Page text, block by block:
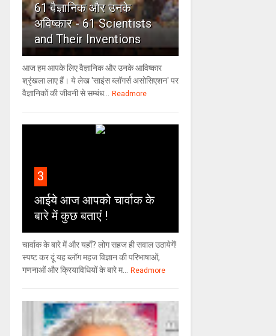
61 वैज्ञानिक और उनके
अविष्कार - 61 Scientists
and Their Inventions
आज हम आपके लिए वैज्ञानिक और उनके आविष्कार
श्रृंखला लाए हैं। ये लेख 'साइंस ब्लॉगर्स असोसिएशन' पर
वैज्ञा‍निकों की जीवनी से सम्बंध...
Readmore
3
आईये आज आपको चार्वाक के
बारे में कुछ बताएं !
चार्वाक के बारे में और यहाँ? लोग सहज ही सवाल उठायेगें!
स्पष्ट कर दूं यह ब्लॉग महज विज्ञान की परिभाषाओं,
गणनाओं और क्रियाविधियों के बारे म...
Readmore